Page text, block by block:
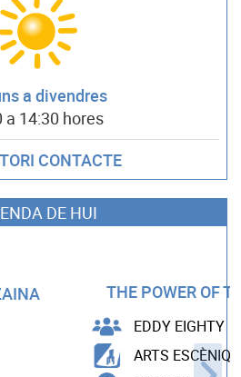
a divendres
a 14:30 hores
CONTACTE
DE HUI
THE POWER OF
EDDY EIGHTY
ARTS